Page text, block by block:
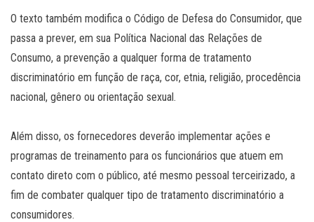
O texto também modifica o Código de Defesa do Consumidor, que
passa a prever, em sua Política Nacional das Relações de
Consumo, a prevenção a qualquer forma de tratamento
discriminatório em função de raça, cor, etnia, religião, procedência
nacional, gênero ou orientação sexual.
Além disso, os fornecedores deverão implementar ações e
programas de treinamento para os funcionários que atuem em
contato direto com o público, até mesmo pessoal terceirizado, a
fim de combater qualquer tipo de tratamento discriminatório a
consumidores.